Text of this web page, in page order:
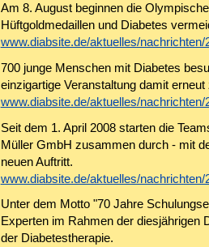
Am 8. August beginnen die
Hüftgoldmedaillen und Diabetes
www.diabsite.de/aktuelles/nachrichten/
700 junge Menschen mit Diabetes
einzigartige Veranstaltung damit
www.diabsite.de/aktuelles/nachrichten/
Seit dem 1. April 2008 starten die
Müller GmbH zusammen durch - mit
neuen Auftritt.
www.diabsite.de/aktuelles/nachrichten/
Unter dem Motto "70 Jahre
Experten im Rahmen der diesjährigen
der Diabetestherapie.